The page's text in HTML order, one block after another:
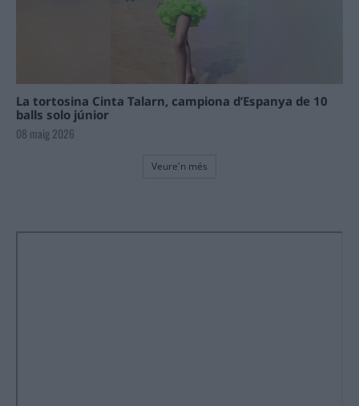
La tortosina Cinta Talarn, campiona d’Espanya de 10
balls solo júnior
08 maig 2026
Veure'n més